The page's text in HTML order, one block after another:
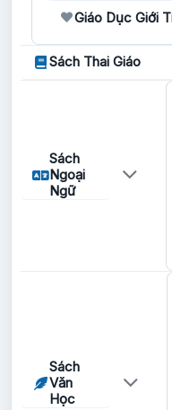
Giáo Dục Giới
Sách Thai Giáo
Sách
Ngoại
Ngữ
Sách
Văn
Học